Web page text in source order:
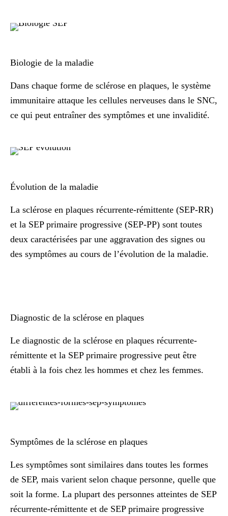
Biologie de la maladie
Dans chaque forme de sclérose en plaques, le système
immunitaire attaque les cellules nerveuses dans le SNC,
ce qui peut entraîner des symptômes et une invalidité.
Évolution de la maladie
La sclérose en plaques récurrente-rémittente (SEP-RR)
et la SEP primaire progressive (SEP-PP) sont toutes
deux caractérisées par une aggravation des signes ou
des symptômes au cours de l’évolution de la maladie.
Diagnostic de la sclérose en plaques
Le diagnostic de la sclérose en plaques récurrente-
rémittente et la SEP primaire progressive peut être
établi à la fois chez les hommes et chez les femmes.
Symptômes de la sclérose en plaques
Les symptômes sont similaires dans toutes les formes
de SEP, mais varient selon chaque personne, quelle que
soit la forme. La plupart des personnes atteintes de SEP
récurrente-rémittente et de SEP primaire progressive